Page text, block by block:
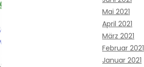
Mai 2021
April 2021
März 2021
Februar 2021
Januar 2021